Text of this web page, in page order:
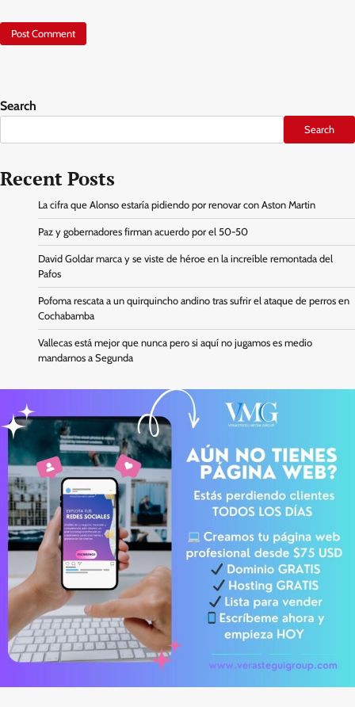
Search
Search
Recent Posts
La cifra que Alonso estaría pidiendo por renovar con Aston Martin
Paz y gobernadores firman acuerdo por el 50-50
David Goldar marca y se viste de héroe en la increíble remontada del
Pafos
Pofoma rescata a un quirquincho andino tras sufrir el ataque de perros en
Cochabamba
Vallecas está mejor que nunca pero si aquí no jugamos es medio
mandarnos a Segunda